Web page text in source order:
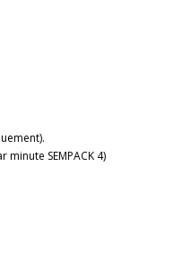
SEMPACK 4)